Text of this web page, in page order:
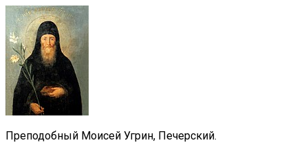
Преподобный Моисей Угрин, Печерский.